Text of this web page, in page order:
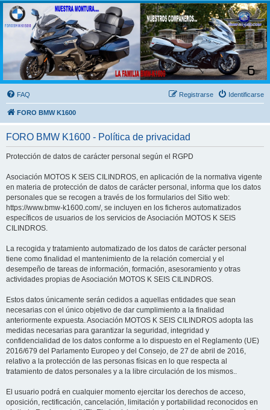
FORO BMW K1600
FORO de MOTOS BMW
FAQ Identificarse
Registrarse
FORO BMW K1600
FORO BMW K1600 - Política de privacidad
Protección de datos de carácter personal según el RGPD
Asociación MOTOS K SEIS CILINDROS, en aplicación de la normativa vigente
en materia de protección de datos de carácter personal, informa que los datos
personales que se recogen a través de los formularios del Sitio web:
https://www.bmw-k1600.com/, se incluyen en los ficheros automatizados
específicos de usuarios de los servicios de Asociación MOTOS K SEIS
CILINDROS.
La recogida y tratamiento automatizado de los datos de carácter personal
tiene como finalidad el mantenimiento de la relación comercial y el
desempeño de tareas de información, formación, asesoramiento y otras
actividades propias de Asociación MOTOS K SEIS CILINDROS.
Estos datos únicamente serán cedidos a aquellas entidades que sean
necesarias con el único objetivo de dar cumplimiento a la finalidad
anteriormente expuesta. Asociación MOTOS K SEIS CILINDROS adopta las
medidas necesarias para garantizar la seguridad, integridad y
confidencialidad de los datos conforme a lo dispuesto en el Reglamento (UE)
2016/679 del Parlamento Europeo y del Consejo, de 27 de abril de 2016,
relativo a la protección de las personas físicas en lo que respecta al
tratamiento de datos personales y a la libre circulación de los mismos..
El usuario podrá en cualquier momento ejercitar los derechos de acceso,
oposición, rectificación, cancelación, limitación y portabilidad reconocidos en